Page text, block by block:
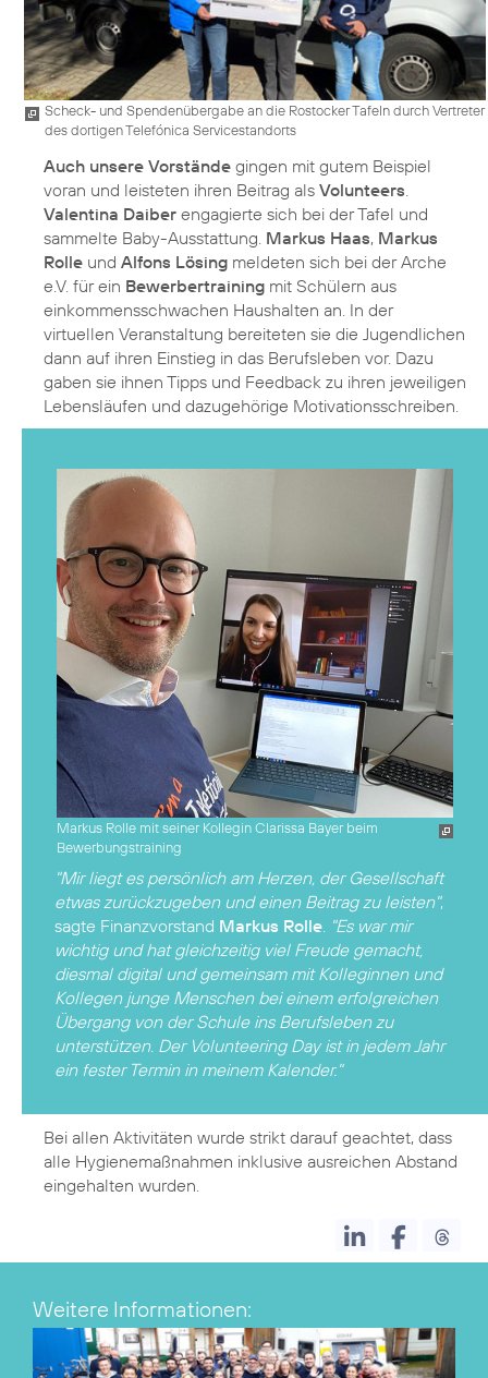
Scheck- und Spendenübergabe an die Rostocker Tafeln durch Vertreter
des dortigen Telefónica Servicestandorts
Auch unsere Vorstände gingen mit gutem Beispiel
voran und leisteten ihren Beitrag als Volunteers.
Valentina Daiber engagierte sich bei der Tafel und
sammelte Baby-Ausstattung. Markus Haas, Markus
Rolle und Alfons Lösing meldeten sich bei der Arche
e.V. für ein Bewerbertraining mit Schülern aus
einkommensschwachen Haushalten an. In der
virtuellen Veranstaltung bereiteten sie die Jugendlichen
dann auf ihren Einstieg in das Berufsleben vor. Dazu
gaben sie ihnen Tipps und Feedback zu ihren jeweiligen
Lebensläufen und dazugehörige Motivationsschreiben.
Markus Rolle mit seiner Kollegin Clarissa Bayer beim
Bewerbungstraining
"Mir liegt es persönlich am Herzen, der Gesellschaft
etwas zurückzugeben und einen Beitrag zu leisten",
sagte Finanzvorstand Markus Rolle "Es war mir
wichtig und hat gleichzeitig viel Freude gemacht,
diesmal digital und gemeinsam mit Kolleginnen und
Kollegen junge Menschen bei einem erfolgreichen
Übergang von der Schule ins Berufsleben zu
unterstützen. Der Volunteering Day ist in jedem Jahr
ein fester Termin in meinem Kalender."
Bei allen Aktivitäten wurde strikt darauf geachtet, dass
alle Hygienemaßnahmen inklusive ausreichen Abstand
eingehalten wurden.
Weitere Informationen: